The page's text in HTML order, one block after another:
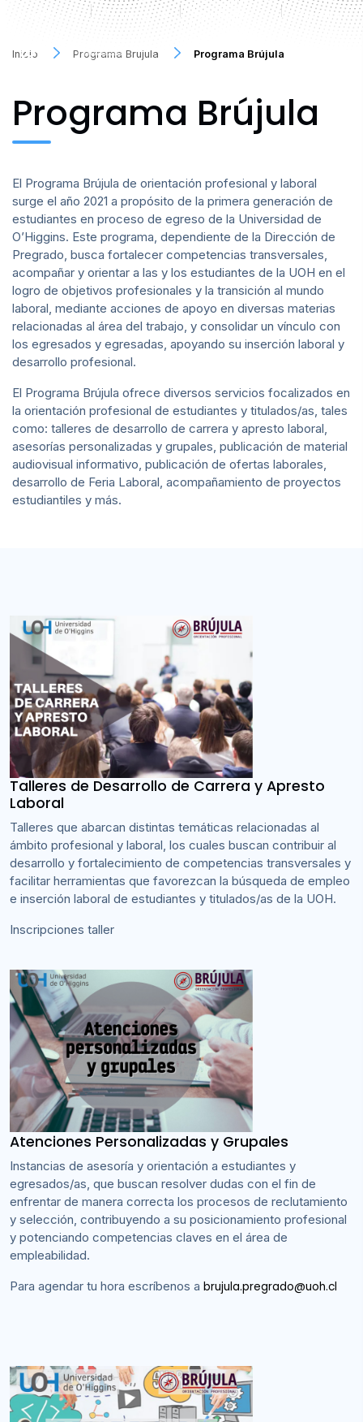
FILTRAR INFORMACIÓN
Institutos Escuelas Estudiantes
Inicio Programa Brujula Programa Brújula
Programa Brújula
El Programa Brújula de orientación profesional y laboral
surge el año 2021 a propósito de la primera generación de
estudiantes en proceso de egreso de la Universidad de
O’Higgins. Este programa, dependiente de la Dirección de
Pregrado, busca fortalecer competencias transversales,
acompañar y orientar a las y los estudiantes de la UOH en el
logro de objetivos profesionales y la transición al mundo
laboral, mediante acciones de apoyo en diversas materias
relacionadas al área del trabajo, y consolidar un vínculo con
los egresados y egresadas, apoyando su inserción laboral y
desarrollo profesional.
El Programa Brújula ofrece diversos servicios focalizados en
la orientación profesional de estudiantes y titulados/as, tales
como: talleres de desarrollo de carrera y apresto laboral,
asesorías personalizadas y grupales, publicación de material
audiovisual informativo, publicación de ofertas laborales,
desarrollo de Feria Laboral, acompañamiento de proyectos
estudiantiles y más.
Talleres de Desarrollo de Carrera y Apresto
Laboral
Talleres que abarcan distintas temáticas relacionadas al
ámbito profesional y laboral, los cuales buscan contribuir al
desarrollo y fortalecimiento de competencias transversales y
facilitar herramientas que favorezcan la búsqueda de empleo
e inserción laboral de estudiantes y titulados/as de la UOH.
Inscripciones taller
Atenciones Personalizadas y Grupales
Instancias de asesoría y orientación a estudiantes y
egresados/as, que buscan resolver dudas con el fin de
enfrentar de manera correcta los procesos de reclutamiento
y selección, contribuyendo a su posicionamiento profesional
y potenciando competencias claves en el área de
empleabilidad.
Para agendar tu hora escríbenos a brujula.pregrado@uoh.cl